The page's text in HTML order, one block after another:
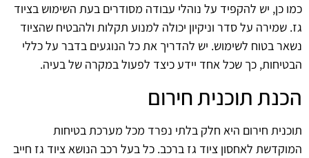
כמו כן, יש להקפיד על נוהלי עבודה מסודרים בעת השימוש בציוד
גז. שמירה על סדר וניקיון יכולה למנוע תקלות ולהבטיח שהציוד
נשאר בטוח לשימוש. יש להדריך את כל הנוגעים בדבר על כללי
הבטיחות, כך שכל אחד יידע כיצד לפעול במקרה של בעיה.
הכנת תוכנית חירום
תוכנית חירום היא חלק בלתי נפרד מכל מערכת בטיחות
המוקדשת לאחסון ציוד גז ברכב. כל בעל רכב הנושא ציוד גז חייב